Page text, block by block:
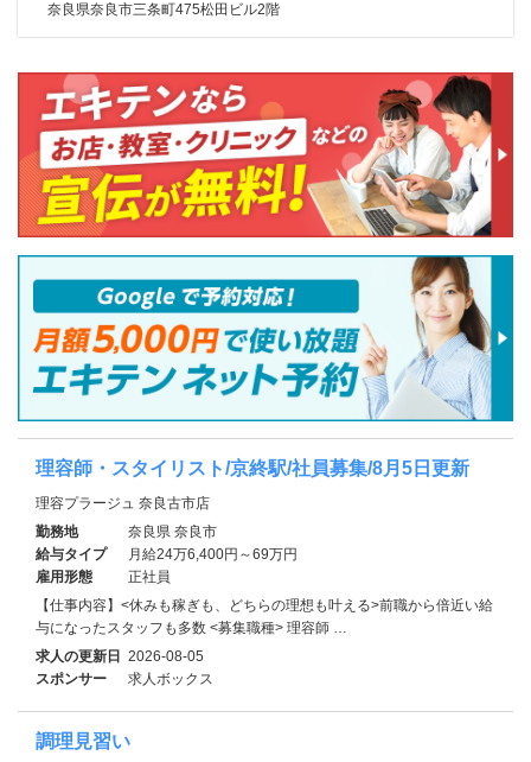
奈良県奈良市三条町475松田ビル2階
理容師・スタイリスト/京終駅/社員募集/8月5日更新
理容プラージュ 奈良古市店
勤務地
奈良県 奈良市
給与タイプ
月給24万6,400円～69万円
雇用形態
正社員
【仕事内容】<休みも稼ぎも、どちらの理想も叶える>前職から倍近い給
与になったスタッフも多数 <募集職種> 理容師 …
求人の更新日 2026-08-05
スポンサー
求人ボックス
調理見習い